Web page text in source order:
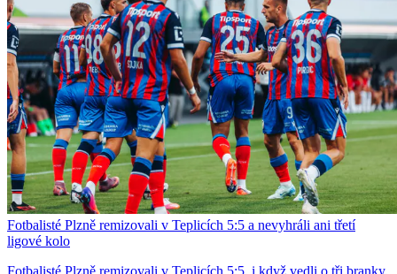
Fotbalisté Plzně remizovali v Teplicích 5:5 a nevyhráli ani třetí
ligové kolo